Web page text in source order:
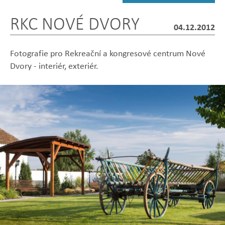
Zobrazit
fotografii
Zobrazit
fotografii
Zobrazit
fotografii
Zobrazit
fotografii
Zobrazit
fotografii
RKC NOVÉ DVORY 04.12.2012
Fotografie pro Rekreační a kongresové centrum Nové
Dvory - interiér, exteriér.